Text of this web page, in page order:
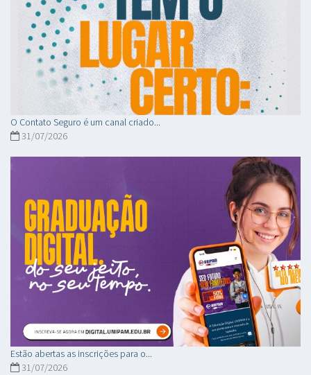
O Contato Seguro é um canal criado...
31/07/2026
Estão abertas as inscrições para o...
31/07/2026